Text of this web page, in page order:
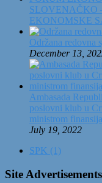
SLOVENAČKO
EKONOMSKE
Održana redovna
December 13,
Ambasada
poslovni klub u
ministrom
July 19, 2022
SPK (1)
Site Advertisements